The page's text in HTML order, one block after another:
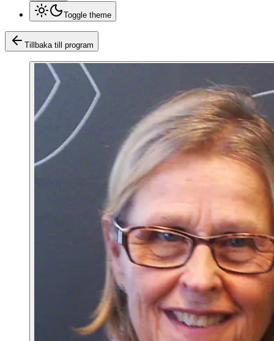
Toggle theme
Tillbaka till program